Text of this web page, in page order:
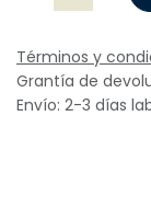
Términos y
Grantía de
Envío: 2-3 días